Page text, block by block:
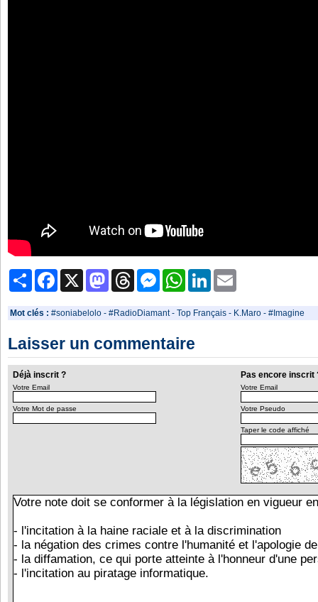
PartagerFacebook MastodonThreads MessengerWhatsAppLinkedIn
Mot clés : #soniabelolo - #RadioDiamant- Top Français - K.Maro - #Imagine
Laisser un commentaire
Déjà inscrit ? Pas encore inscrit
Votre Email
Votre Mot de passe
Votre Email
Votre Pseudo
Taper le code affiché